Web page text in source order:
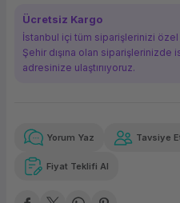
Ücretsiz Kargo
İstanbul içi tüm siparişlerinizi özel
Şehir dışına olan
adresinize ulaştırııyoruz.
Güvenilir Alışveriş
Kolay iade imkanı
4.516,08 TL
Yorum Yaz Tavsiye
Fiyat Teklifi Al